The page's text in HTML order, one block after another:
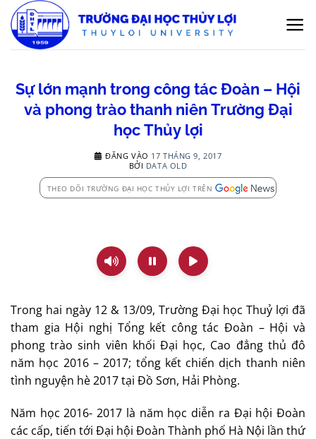
qua
nội
Sự lớn mạnh trong công tác Đoàn – Hội
và phong trào thanh niên Trường Đại
học Thủy lợi
ĐĂNG VÀO 17 THÁNG 9, 2017
BỞI DATA OLD
THEO DÕI TRƯỜNG ĐẠI HỌC THỦY LỢI TRÊN
Trong hai ngày 12 & 13/09, Trường Đại học Thuỷ lợi đã
tham gia Hội nghị Tổng kết công tác Đoàn – Hội và
phong trào sinh viên khối Đại học, Cao đẳng thủ đô
năm học 2016 – 2017; tổng kết chiến dịch thanh niên
tình nguyện hè 2017 tại Đồ Sơn, Hải Phòng.
Năm học 2016- 2017 là năm học diễn ra Đại hội Đoàn
các cấp, tiến tới Đại hội Đoàn Thành phố Hà Nội lần thứ